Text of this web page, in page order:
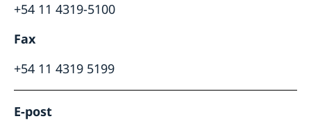
+54 11 4319-5100
Fax
+54 11 4319 5199
E-post